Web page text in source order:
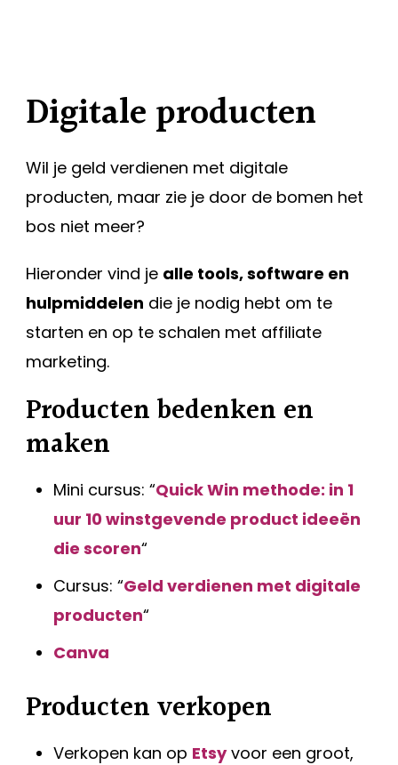
Digitale producten
Wil je geld verdienen met digitale
producten, maar zie je door de bomen het
bos niet meer?
Hieronder vind je alle tools, software en
hulpmiddelen die je nodig hebt om te
starten en op te schalen met affiliate
marketing.
Producten bedenken en
maken
Mini cursus: “Quick Win methode: in 1
uur 10 winstgevende product ideeën
die scoren“
Cursus: “Geld verdienen met digitale
producten“
Canva
Producten verkopen
Verkopen kan op Etsyvoor een groot,